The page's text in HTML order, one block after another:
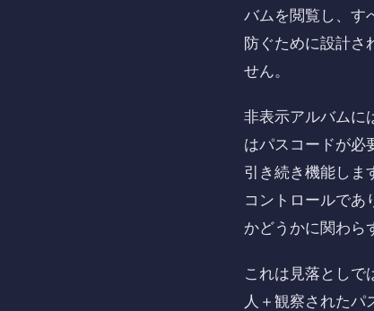
バムを閲覧し、す
防ぐために設計さ
せん。
非表示アルバムに
はパスコードが必
引き続き機能しま
コントロールであ
かどうかに関わら
これは見落としで
人＋観察された